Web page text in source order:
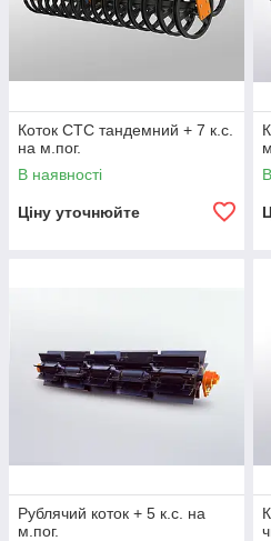
Коток СТС тандемний + 7 к.с.
на м.пог.
В наявності
Ціну уточнюйте
Рублячий коток + 5 к.с. на
м.пог.